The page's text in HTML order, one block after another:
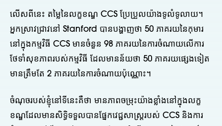
លើសពីនេះ តម្លៃនៃលក្ខខណ្ឌ CCS ប្រែប្រួលយ៉ាងទូលំទូលាយ។
អ្នកស្រាវជ្រាវនៅ Stanford បានបង្ហាញថា 50 ភាគរយនៃកុមារ
នៅក្នុងកម្មវិធី CCS មានចំនួន 98 ភាគរយនៃការចំណាយលើការ
ថែទាំសុខភាពរបស់កម្មវិធី ដែលមានន័យថា 50 ភាគរយផ្សេងទៀត
មានត្រឹមតែ 2 ភាគរយនៃការចំណាយប៉ុណ្ណោះ។
ចំណុចរបស់ខ្ញុំនៅទីនេះគឺថា មានភាពចម្រុះយ៉ាងខ្លាំងនៅក្នុងលក្ខ
ខណ្ឌដែលមានសិទ្ធិទទួលបានផ្នែកវេជ្ជសាស្រ្តរបស់ CCS និងការ